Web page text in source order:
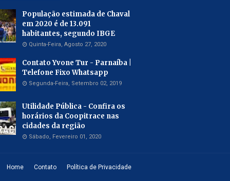
População estimada de Chaval
em 2020 é de 13.091
habitantes, segundo IBGE
Quinta-Feira, Agosto 27, 2020
Contato Yvone Tur - Parnaíba |
Telefone Fixo Whatsapp
Segunda-Feira, Setembro 02, 2019
Utilidade Pública - Confira os
horários da Coopitrace nas
cidades da região
Sábado, Fevereiro 01, 2020
Home Contato Política de Privacidade